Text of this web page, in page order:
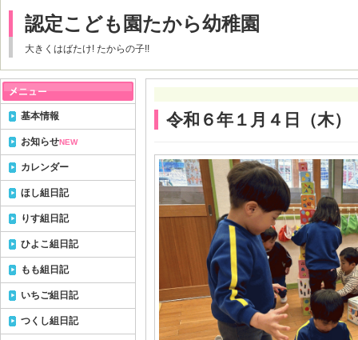
認定こども園たから幼稚園
大きくはばたけ! たからの子!!
令和６年１月４日（木）
基本情報
お知らせNEW
カレンダー
ほし組日記
りす組日記
ひよこ組日記
もも組日記
いちご組日記
つくし組日記